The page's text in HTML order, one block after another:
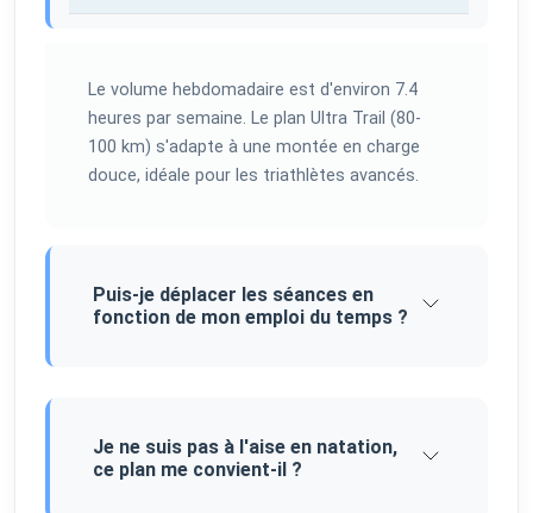
Le volume hebdomadaire est d'environ 7.4
heures par semaine. Le plan Ultra Trail (80-
100 km) s'adapte à une montée en charge
douce, idéale pour les triathlètes avancés.
Puis-je déplacer les séances en
fonction de mon emploi du temps ?
Je ne suis pas à l'aise en natation,
ce plan me convient-il ?